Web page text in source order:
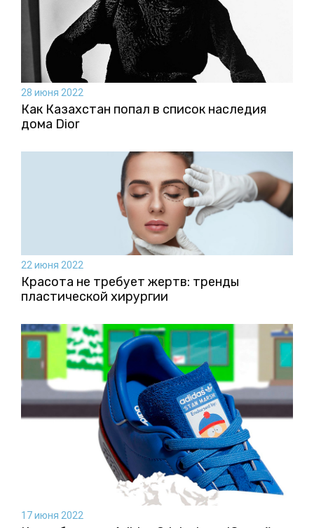
28 июня 2022
Как Казахстан попал в список наследия
дома Dior
22 июня 2022
Красота не требует жертв: тренды
пластической хирургии
17 июня 2022